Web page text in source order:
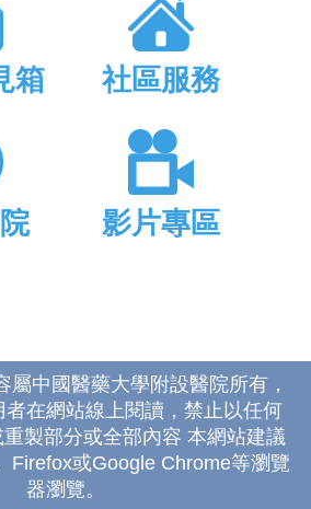
箱 社區服務
影片專區
中國醫藥大學附設醫院所有，
者在網站線上閱讀，禁止以任何
製部分或全部內容 本網站建議
Firefox或Google Chrome等瀏覽
器瀏覽。